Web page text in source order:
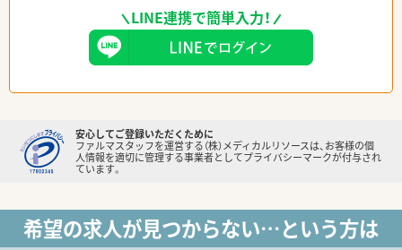
LINE連携で簡単入力！
安心してご登録いただくために
ファルマスタッフを運営する（株）メディカルリソースは、お客様の個
人情報を適切に管理する事業者としてプライバシーマークが付与され
ています。
希望の求人が見つからない…という方は